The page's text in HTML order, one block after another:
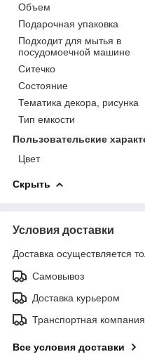
Объем
Подарочная упаковка
Подходит для мытья в
посудомоечной машине
Ситечко
Состояние
Тематика декора, рисунка
Тип емкости
Пользовательские
Цвет
Скрыть
Условия доставки
Доставка осуществляется
Самовывоз
Доставка курьером
Транспортная компания
Все условия доставки